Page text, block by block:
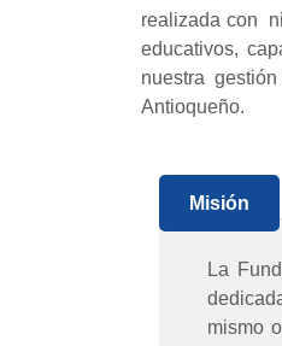
realizada con
educativos,
nuestra
Antioqueño.
Misión
La
mismo